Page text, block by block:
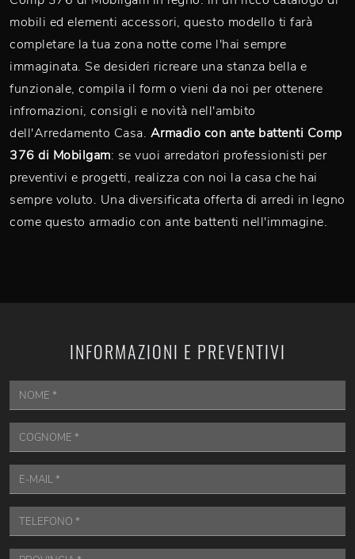
mobili ed elementi accessori, questo modello ti farà
completare la tua zona notte come l'hai sempre
immaginata. Se desideri ricreare una stanza bella e
funzionale, compila il form o vieni da noi per ottenere
infromazioni, consigli e novità nell'ambito
dell'Arredamento Casa. Armadio con ante battenti Comp
376 di Mobilgam: se vuoi arredatori professionisti per
preventivi e progetti, realizza con noi la casa che hai
sempre voluto. Una diversificata offerta di arredi in legno
come questo armadio con ante battenti nell'immagine.
INFORMAZIONI E PREVENTIVI